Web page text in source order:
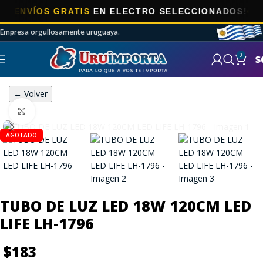
GRATISEN ELECTRO SELECCIONADOS!
Empresa orgullosamente uruguaya.
0 $
← Volver
AGOTADO
TUBO DE LUZ LED 18W 120CM LED
LIFE LH-1796
$183